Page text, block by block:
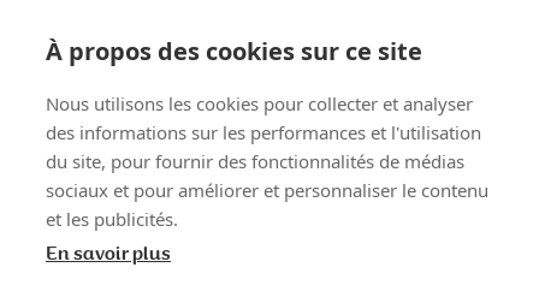
À propos des cookies sur ce site
Nous utilisons les cookies pour collecter et analyser
des informations sur les performances et l'utilisation
du site, pour fournir des fonctionnalités de médias
sociaux et pour améliorer et personnaliser le contenu
et les publicités.
En savoir plus
Tél. 04 79 84 30 91